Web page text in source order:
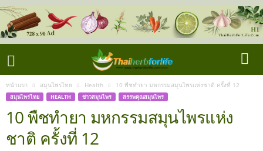
หน้าแรก สมุนไพรไทย Health 10 พืชทำยา มหกรรมสมุนไพรแห่งชาติ ครั้งที่ 12
สมุนไพรไทย HEALTH ข่าวสมุนไพร สรรพคุณสมุนไพร
10 พืชทำยา มหกรรมสมุนไพรแห่ง
ชาติ ครั้งที่ 12